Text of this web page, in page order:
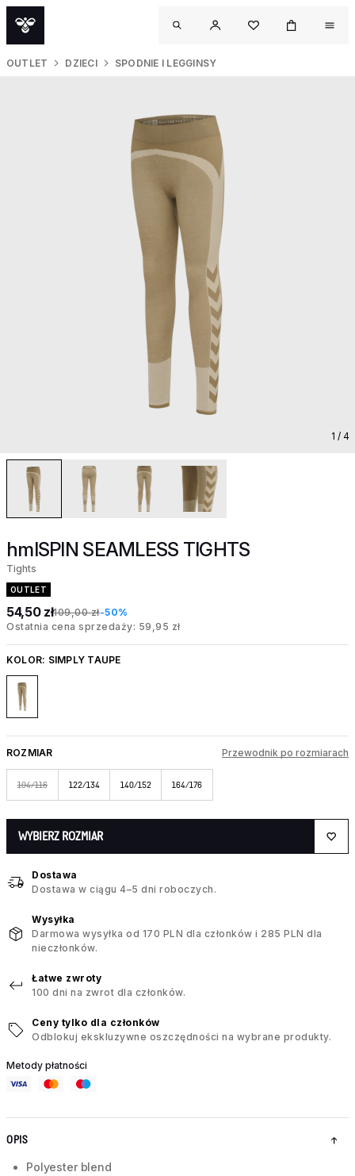
OUTLET DZIECI SPODNIE I LEGGINSY
1 / 4
hmlSPIN SEAMLESS TIGHTS
Tights
OUTLET
54,50 zł109,00 zł-50%
Ostatnia cena sprzedaży: 59,95 zł
KOLOR: SIMPLY TAUPE
ROZMIAR Przewodnik po rozmiarach
104/116 122/134 140/152 164/176
WYBIERZ ROZMIAR
Dostawa
Dostawa w ciągu 4–5 dni roboczych.
Wysyłka
Darmowa wysyłka od 170 PLN dla członków i 285 PLN dla
nieczłonków.
Łatwe zwroty
100 dni na zwrot dla członków.
Ceny tylko dla członków
Odblokuj ekskluzywne oszczędności na wybrane produkty.
Metody płatności
OPIS
Polyester blend